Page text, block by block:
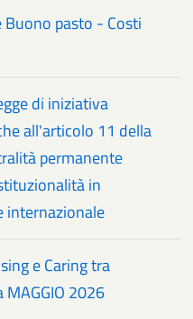
pasto - Costi
di iniziativa
all'articolo 11 della
permanente
in
internazionale
e Caring tra
2026